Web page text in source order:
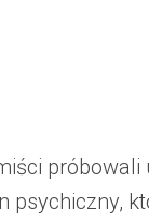
próbowali
psychiczny,